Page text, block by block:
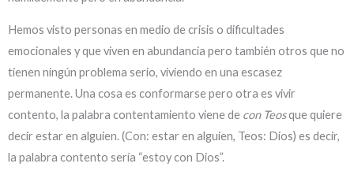
Hemos visto personas en medio de crisis o dificultades
emocionales y que viven en abundancia pero también otros que no
tienen ningún problema serio, viviendo en una escasez
permanente. Una cosa es conformarse pero otra es vivir
contento, la palabra contentamiento viene de con Teosque quiere
decir estar en alguien. (Con: estar en alguien, Teos: Dios) es decir,
la palabra contento sería “estoy con Dios”.